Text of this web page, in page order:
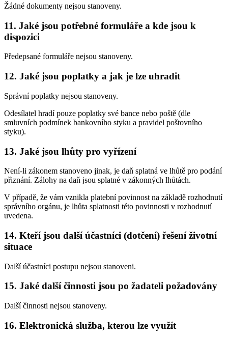
Žádné dokumenty nejsou stanoveny.
11. Jaké jsou potřebné formuláře a kde jsou k
dispozici
Předepsané formuláře nejsou stanoveny.
12. Jaké jsou poplatky a jak je lze uhradit
Správní poplatky nejsou stanoveny.
Odesílatel hradí pouze poplatky své bance nebo poště (dle
smluvních podmínek bankovního styku a pravidel poštovního
styku).
13. Jaké jsou lhůty pro vyřízení
Není-li zákonem stanoveno jinak, je daň splatná ve lhůtě pro podání
přiznání. Zálohy na daň jsou splatné v zákonných lhůtách.
V případě, že vám vznikla platební povinnost na základě rozhodnutí
správního orgánu, je lhůta splatnosti této povinnosti v rozhodnutí
uvedena.
14. Kteří jsou další účastníci (dotčení) řešení životní
situace
Další účastníci postupu nejsou stanoveni.
15. Jaké další činnosti jsou po žadateli požadovány
Další činnosti nejsou stanoveny.
16. Elektronická služba, kterou lze využít